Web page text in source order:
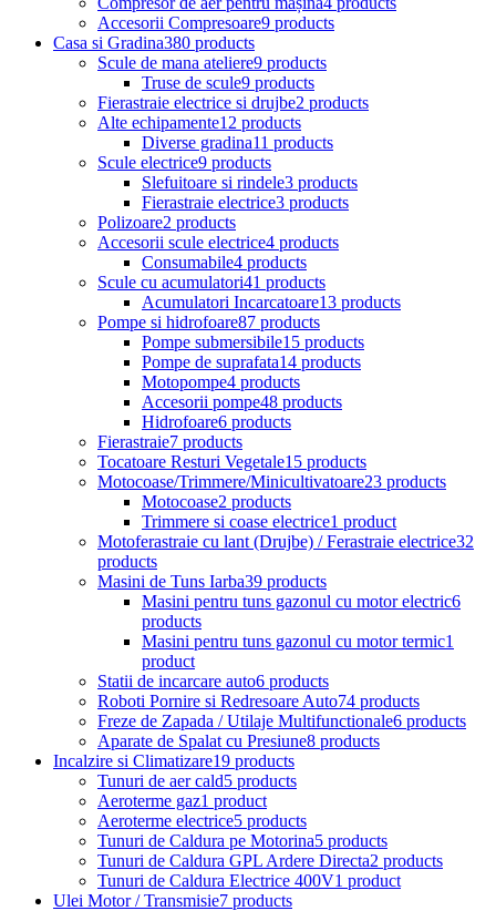
Accesorii Compresoare9 products
Casa si Gradina380 products
Scule de mana ateliere9 products
Truse de scule9 products
Fierastraie electrice si drujbe2 products
Alte echipamente12 products
Diverse gradina11 products
Scule electrice9 products
Slefuitoare si rindele3 products
Fierastraie electrice3 products
Polizoare2 products
Accesorii scule electrice4 products
Consumabile4 products
Scule cu acumulatori41 products
Acumulatori Incarcatoare13 products
Pompe si hidrofoare87 products
Pompe submersibile15 products
Pompe de suprafata14 products
Motopompe4 products
Accesorii pompe48 products
Hidrofoare6 products
Fierastraie7 products
Tocatoare Resturi Vegetale15 products
Motocoase/Trimmere/Minicultivatoare23 products
Motocoase2 products
Trimmere si coase electrice1 product
Motoferastraie cu lant (Drujbe) / Ferastraie electrice32
products
Masini de Tuns Iarba39 products
Masini pentru tuns gazonul cu motor electric6
products
Masini pentru tuns gazonul cu motor termic1
product
Statii de incarcare auto6 products
Roboti Pornire si Redresoare Auto74 products
Freze de Zapada / Utilaje Multifunctionale6 products
Aparate de Spalat cu Presiune8 products
Incalzire si Climatizare19 products
Tunuri de aer cald5 products
Aeroterme gaz1 product
Aeroterme electrice5 products
Tunuri de Caldura pe Motorina5 products
Tunuri de Caldura GPL Ardere Directa2 products
Tunuri de Caldura Electrice 400V1 product
Ulei Motor / Transmisie7 products